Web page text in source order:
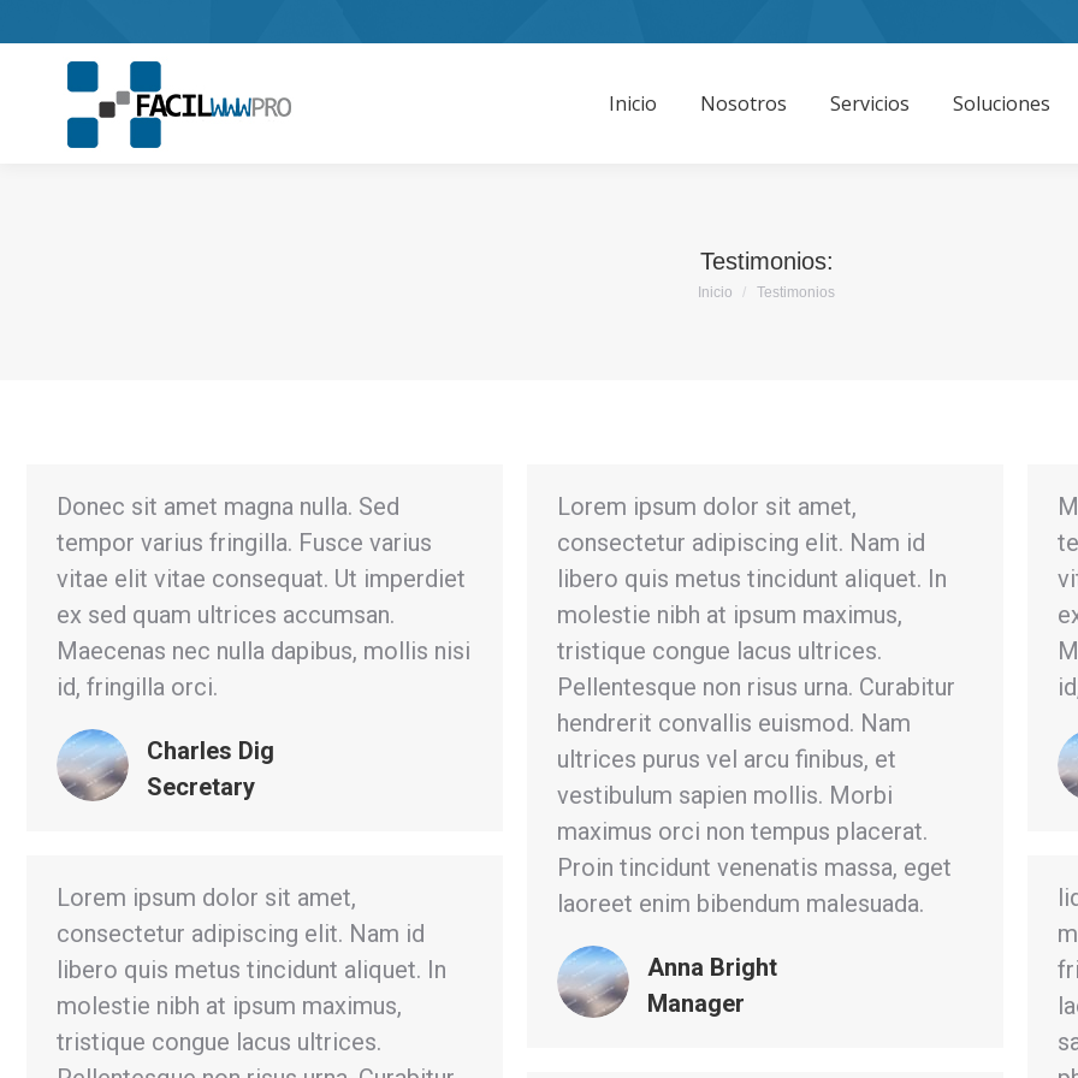
Inicio Nosotros Servicios Soluciones
Testimonios:
Estás aquí:
Inicio Testimonios
Donec sit amet magna nulla. Sed
tempor varius fringilla. Fusce varius
vitae elit vitae consequat. Ut imperdiet
ex sed quam ultrices accumsan.
Maecenas nec nulla dapibus, mollis nisi
id, fringilla orci.
Charles Dig
Secretary
Lorem ipsum dolor sit amet,
consectetur adipiscing elit. Nam id
libero quis metus tincidunt aliquet. In
molestie nibh at ipsum maximus,
tristique congue lacus ultrices.
Pellentesque non risus urna. Curabitur
hendrerit convallis euismod. Nam
ultrices purus vel arcu finibus, et
vestibulum sapien mollis. Morbi
maximus orci non tempus placerat.
Proin tincidunt venenatis massa, eget
laoreet enim bibendum malesuada.
Anna Bright
Manager
Lorem ipsum dolor sit amet,
consectetur adipiscing elit. Nam id
libero quis metus tincidunt aliquet. In
molestie nibh at ipsum maximus,
tristique congue lacus ultrices.
Inicio Nosotros Servicios Soluciones